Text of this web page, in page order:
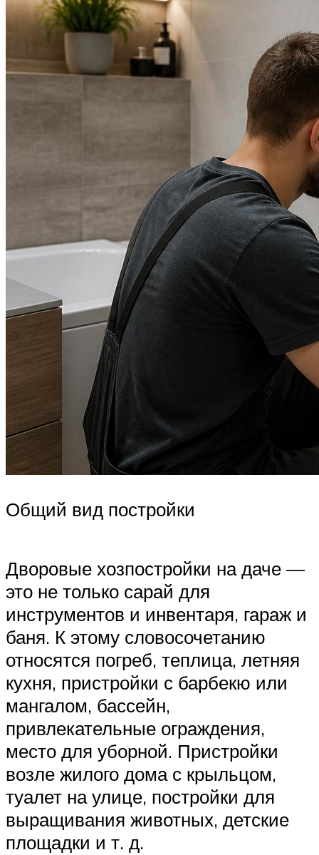
Общий вид постройки
Дворовые хозпостройки на даче —
это не только сарай для
инструментов и инвентаря, гараж и
баня. К этому словосочетанию
относятся погреб, теплица, летняя
кухня, пристройки с барбекю или
мангалом, бассейн,
привлекательные ограждения,
место для уборной. Пристройки
возле жилого дома с крыльцом,
туалет на улице, постройки для
выращивания животных, детские
площадки и т. д.